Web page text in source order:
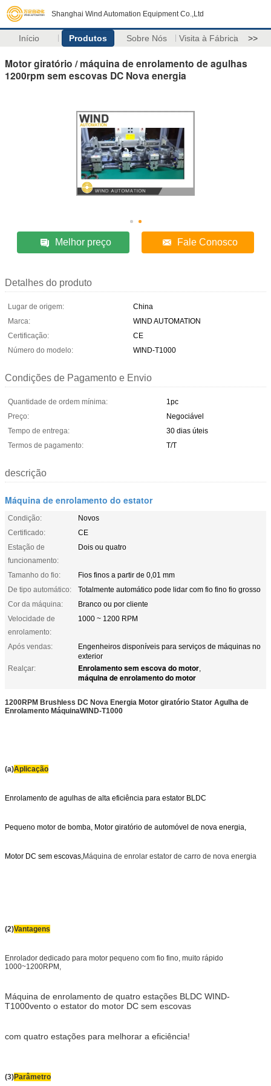
Shanghai Wind Automation Equipment Co.,Ltd
Início Produtos Sobre Nós Visita à Fábrica >>
Motor giratório / máquina de enrolamento de agulhas
1200rpm sem escovas DC Nova energia
Melhor preço Fale Conosco
Detalhes do produto
Lugar de origem:
China
Marca:
WIND AUTOMATION
Certificação:
CE
Número do modelo:
WIND-T1000
Condições de Pagamento e Envio
Quantidade de ordem mínima:
1pc
Preço:
Negociável
Tempo de entrega:
30 dias úteis
Termos de pagamento:
T/T
descrição
Máquina de enrolamento do estator
Condição:
Novos
Certificado:
CE
Estação de
funcionamento:
Dois ou quatro
Tamanho do fio:
Fios finos a partir de 0,01 mm
De tipo automático:
Totalmente automático pode lidar com fio fino fio grosso
Cor da máquina:
Branco ou por cliente
Velocidade de
enrolamento:
1000 ~ 1200 RPM
Após vendas:
Engenheiros disponíveis para serviços de máquinas no
exterior
Realçar:
Enrolamento sem escova do motor,
máquina de enrolamento do motor
1200RPM Brushless DC Nova Energia Motor giratório Stator Agulha de
Enrolamento MáquinaWIND-T1000
(a)Aplicação
Enrolamento de agulhas de alta eficiência para estator BLDC
Pequeno motor de bomba, Motor giratório de automóvel de nova energia,
Motor DC sem escovas,Máquina de enrolar estator de carro de nova energia
(2)Vantagens
Enrolador dedicado para motor pequeno com fio fino, muito rápido
1000~1200RPM,
Máquina de enrolamento de quatro estações BLDC WIND-
T1000vento o estator do motor DC sem escovas
com quatro estações para melhorar a eficiência!
(3)Parâmetro